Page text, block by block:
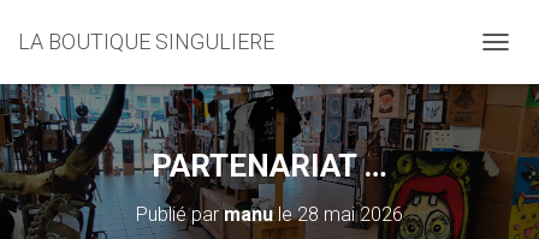
LA BOUTIQUE SINGULIERE
É
P
I
E
PARTENARIAT …
Publié parmanule28 mai 2026